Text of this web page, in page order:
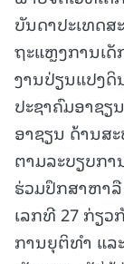
ບັນດາປະເທດສ
ຖະແຫຼງການເດັ
ງານປ່ຽນແປງດິ
ປະຊາຄົມອາຊຽ
ອາຊຽນ ດ້ານສ
ຕາມລະບຽບກ
ຮ່ວມປຶກສາຫາ
ເລກທີ 27 ກ່ຽວ
ການຍຸຕິທໍາ ແລ